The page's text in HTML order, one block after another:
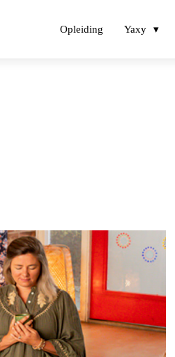
Opleiding Yaxy